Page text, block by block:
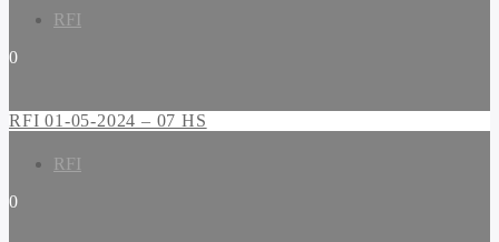
RFI
0
RFI 01-05-2024 – 07 HS
RFI
0